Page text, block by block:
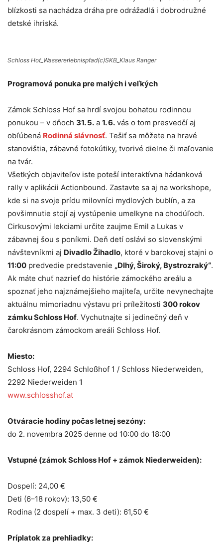
blízkosti sa nachádza dráha pre odrážadlá i dobrodružné
detské ihriská.
Schloss Hof_Wassererlebnispfad(c)SKB_Klaus Ranger
Programová ponuka pre malých i veľkých
Zámok Schloss Hof sa hrdí svojou bohatou rodinnou
ponukou – v dňoch 31. 5. a 1. 6. vás o tom presvedčí aj
obľúbená Rodinná slávnosť. Tešiť sa môžete na hravé
stanovištia, zábavné fotokútiky, tvorivé dielne či maľovanie
na tvár.
Všetkých objaviteľov iste poteší interaktívna hádanková
rally v aplikácii Actionbound. Zastavte sa aj na workshope,
kde si na svoje prídu milovníci mydlových bublín, a za
povšimnutie stojí aj vystúpenie umelkyne na chodúľoch.
Cirkusovými lekciami určite zaujme Emil a Lukas v
zábavnej šou s poníkmi. Deň detí oslávi so slovenskými
návštevníkmi aj Divadlo Žihadlo, ktoré v barokovej stajni o
11:00 predvedie predstavenie „Dlhý, Široký, Bystrozraký“.
Ak máte chuť nazrieť do histórie zámockého areálu a
spoznať jeho najznámejšieho majiteľa, určite nevynechajte
aktuálnu mimoriadnu výstavu pri príležitosti 300 rokov
zámku Schloss Hof. Vychutnajte si jedinečný deň v
čarokrásnom zámockom areáli Schloss Hof.
Miesto:
Schloss Hof, 2294 Schloßhof 1 / Schloss Niederweiden,
2292 Niederweiden 1
www.schlosshof.at
Otváracie hodiny počas letnej sezóny:
do 2. novembra 2025 denne od 10:00 do 18:00
Vstupné (zámok Schloss Hof + zámok Niederweiden):
Dospelí: 24,00 €
Deti (6–18 rokov): 13,50 €
Rodina (2 dospelí + max. 3 deti): 61,50 €
Príplatok za prehliadky: